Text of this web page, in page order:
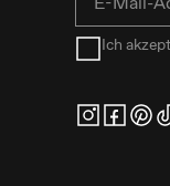
Ich